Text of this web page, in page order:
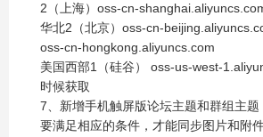
2（上海）oss-cn-
华北2（北京）oss-cn-
oss-cn-hongkong.aliyuncs.com
美国西部1（硅谷） oss-us-west-
时候获取
7、新增手机触屏版论坛主题和群组主
要满足相应的条件，才能同步图片和附